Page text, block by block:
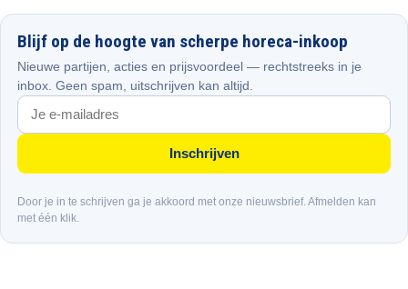
Blijf op de hoogte van scherpe horeca-inkoop
Nieuwe partijen, acties en prijsvoordeel — rechtstreeks in je
inbox. Geen spam, uitschrijven kan altijd.
Inschrijven
Door je in te schrijven ga je akkoord met onze nieuwsbrief. Afmelden kan
met één klik.